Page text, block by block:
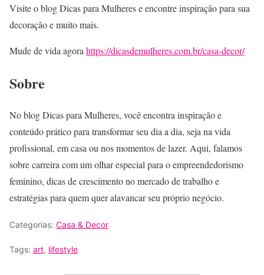
Visite o blog Dicas para Mulheres e encontre inspiração para sua
decoração e muito mais.
Mude de vida agora https://dicasdemulheres.com.br/casa-decor/
Sobre
No blog Dicas para Mulheres, você encontra inspiração e
conteúdo prático para transformar seu dia a dia, seja na vida
profissional, em casa ou nos momentos de lazer. Aqui, falamos
sobre carreira com um olhar especial para o empreendedorismo
feminino, dicas de crescimento no mercado de trabalho e
estratégias para quem quer alavancar seu próprio negócio.
Categorias: Casa & Decor
Tags: art, lifestyle